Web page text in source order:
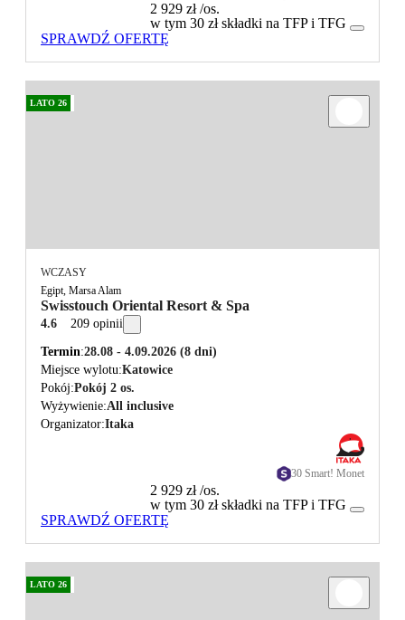
2 929 zł/os.
w tym 30 zł składki na TFP i TFG
SPRAWDŹ OFERTĘ
LATO 26
WCZASY
Egipt, Marsa Alam
Swisstouch Oriental Resort & Spa
4.6 209 opinii
Termin 28.08 - 4.09.2026 (8 dni)
Miejsce wylotu Katowice
Pokój Pokój 2 os.
Wyżywienie All inclusive
Organizator Itaka
30 Smart! Monet
2 929 zł/os.
w tym 30 zł składki na TFP i TFG
SPRAWDŹ OFERTĘ
LATO 26